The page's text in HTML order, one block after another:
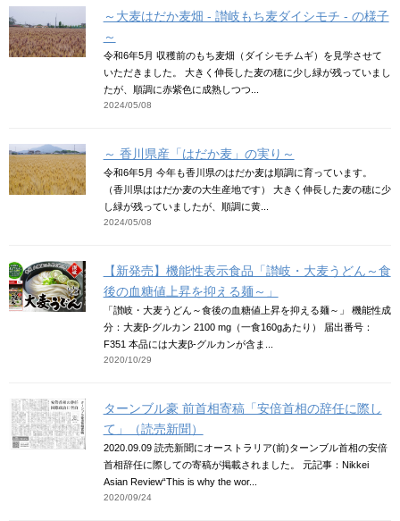
～大麦はだか麦畑 - 讃岐もち麦ダイシモチ - の様子
～
令和6年5月 収穫前のもち麦畑（ダイシモチムギ）を見学させて
いただきました。 大きく伸長した麦の穂に少し緑が残っていまし
たが、順調に赤紫色に成熟しつつ...
2024/05/08
～ 香川県産「はだか麦」の実り～
令和6年5月 今年も香川県のはだか麦は順調に育っています。
（香川県ははだか麦の大生産地です） 大きく伸長した麦の穂に少
し緑が残っていましたが、順調に黄...
2024/05/08
【新発売】機能性表示食品「讃岐・大麦うどん～食
後の血糖値上昇を抑える麺～」
「讃岐・大麦うどん～食後の血糖値上昇を抑える麺～」 機能性成
分：大麦β-グルカン 2100 mg（一食160gあたり） 届出番号：
F351 本品には大麦β-グルカンが含ま...
2020/10/29
ターンブル豪 前首相寄稿「安倍首相の辞任に際し
て」（読売新聞）
2020.09.09 読売新聞にオーストラリア(前)ターンブル首相の安倍
首相辞任に際しての寄稿が掲載されました。 元記事：Nikkei
Asian Review“This is why the wor...
2020/09/24